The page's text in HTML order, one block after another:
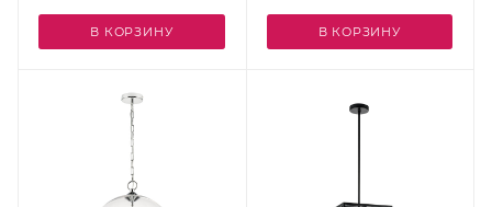
В КОРЗИНУ В КОРЗИНУ